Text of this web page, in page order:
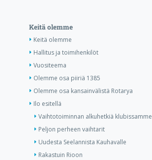
Keitä olemme
Keitä olemme
Hallitus ja toimihenkilöt
Vuositeema
Olemme osa piiriä 1385
Olemme osa kansainvälistä Rotarya
Ilo esitellä
Vaihtotoiminnan alkuhetkiä klubissamme
Peljon perheen vaihtarit
Uudesta Seelannista Kauhavalle
Rakastuin Rioon